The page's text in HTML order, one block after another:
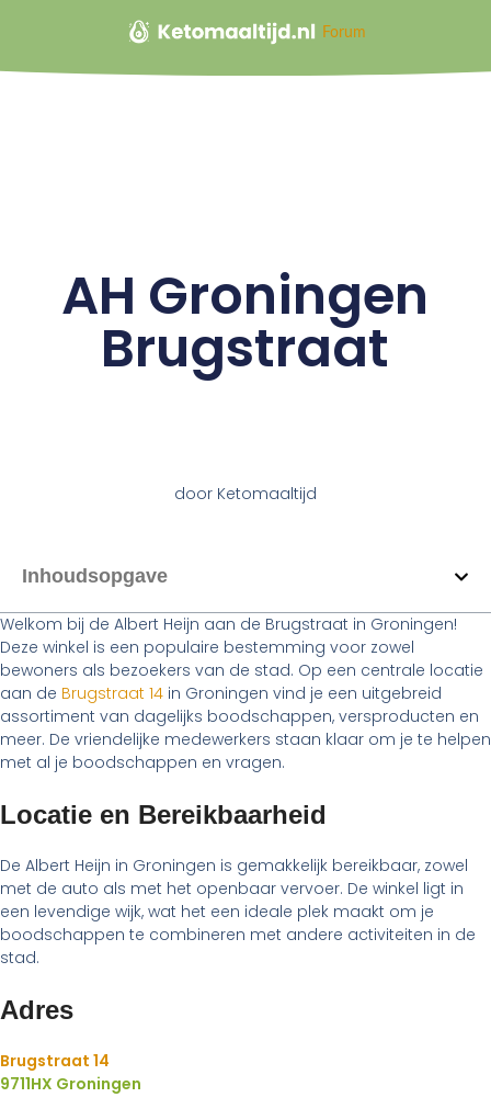
Forum
AH Groningen
Brugstraat
doorKetomaaltijd
Inhoudsopgave
Welkom bij de Albert Heijn aan de Brugstraat in Groningen!
Deze winkel is een populaire bestemming voor zowel
bewoners als bezoekers van de stad. Op een centrale locatie
aan de Brugstraat 14 in Groningen vind je een uitgebreid
assortiment van dagelijks boodschappen, versproducten en
meer. De vriendelijke medewerkers staan klaar om je te helpen
met al je boodschappen en vragen.
Locatie en Bereikbaarheid
De Albert Heijn in Groningen is gemakkelijk bereikbaar, zowel
met de auto als met het openbaar vervoer. De winkel ligt in
een levendige wijk, wat het een ideale plek maakt om je
boodschappen te combineren met andere activiteiten in de
stad.
Adres
Brugstraat 14
9711HX Groningen